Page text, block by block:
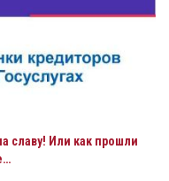
славу! Или как прошли